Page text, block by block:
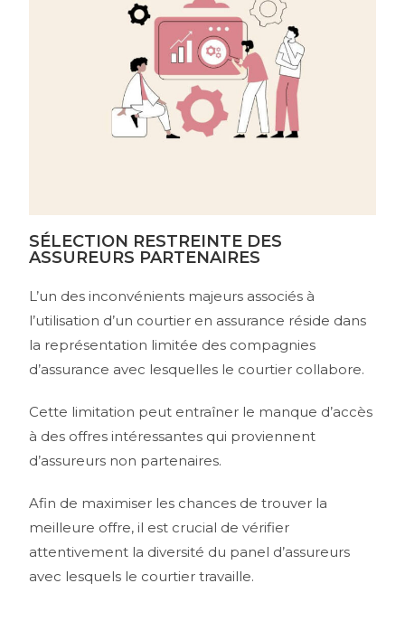
SÉLECTION RESTREINTE DES
ASSUREURS PARTENAIRES
L’un des inconvénients majeurs associés à
l’utilisation d’un courtier en assurance réside dans
la représentation limitée des compagnies
d’assurance avec lesquelles le courtier collabore.
Cette limitation peut entraîner le manque d’accès
à des offres intéressantes qui proviennent
d’assureurs non partenaires.
Afin de maximiser les chances de trouver la
meilleure offre, il est crucial de vérifier
attentivement la diversité du panel d’assureurs
avec lesquels le courtier travaille.